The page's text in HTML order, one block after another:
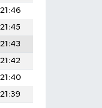
21:46
21:45
21:43
21:42
21:40
21:39